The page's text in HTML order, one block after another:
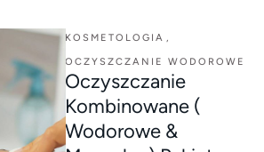
KOSMETOLOGIA ,
OCZYSZCZANIE WODOROWE
Oczyszczanie
Kombinowane (
Wodorowe &